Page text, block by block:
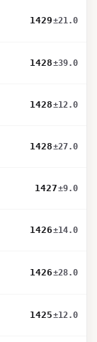
1429±21.0
1428±39.0
1428±12.0
1428±27.0
1427±9.0
1426±14.0
1426±28.0
1425±12.0